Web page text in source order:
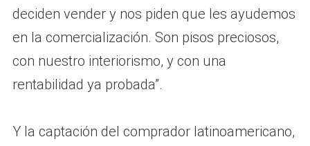
deciden vender y nos piden que les ayudemos
en la comercialización. Son pisos preciosos,
con nuestro interiorismo, y con una
rentabilidad ya probada”.
Y la captación del comprador latinoamericano,